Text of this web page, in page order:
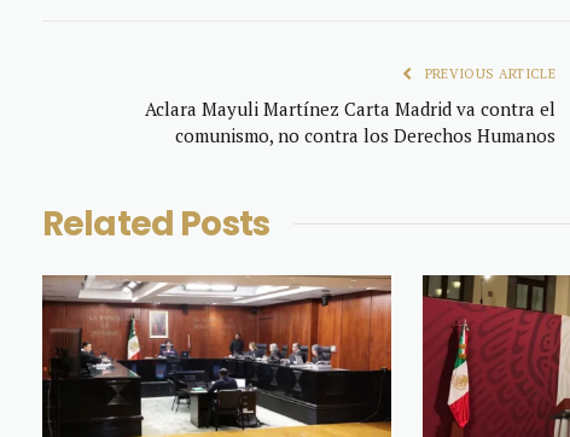
PREVIOUS ARTICLE
Aclara Mayuli Martínez Carta Madrid va contra el
comunismo, no contra los Derechos Humanos
Related Posts